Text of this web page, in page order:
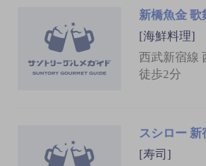
新橋魚金 歌
[海鮮料理]
西武新宿線
徒歩2分
スシロー 新
[寿司]